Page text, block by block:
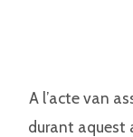
A l’acte van
durant aquest